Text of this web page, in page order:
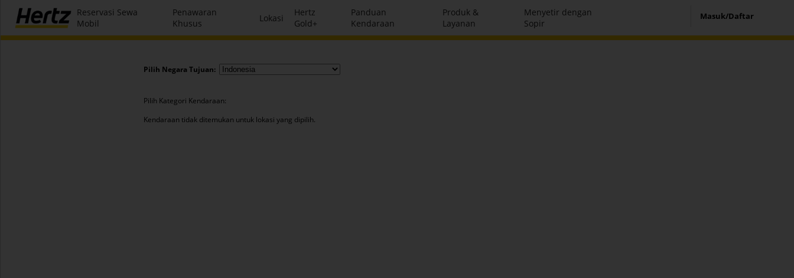
Reservasi Sewa
Mobil
Penawaran
Khusus
Lokasi
Hertz
Gold+
Panduan
Kendaraan
Produk &
Layanan
Menyetir dengan
Sopir
Masuk/Daftar
Pilih Negara Tujuan:
Pilih Kategori Kendaraan:
Kendaraan tidak ditemukan untuk lokasi yang dipilih.